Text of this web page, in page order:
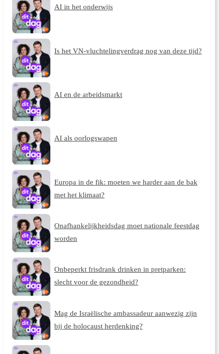
AI in het onderwijs
Is het VN-vluchtelingverdrag nog van deze tijd?
AI en de arbeidsmarkt
AI als oorlogswapen
Europa in de fik: moeten we harder aan de bak
met het klimaat?
Onafhankelijkheidsdag moet nationale feestdag
worden
Onbeperkt frisdrank drinken in pretparken:
slecht voor de gezondheid?
Mag de Israëlische ambassadeur aanwezig zijn
bij de holocaust herdenking?